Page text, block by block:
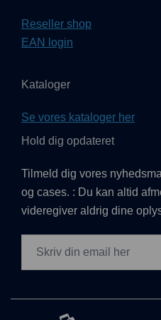
Reseller shop
EAN login
Kataloger
Se vores kataloger her
Hold dig opdateret
Tilmeld dig vores
og cases. : Du kan altid
videregiver aldrig dine